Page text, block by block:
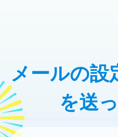
メールの設
を送